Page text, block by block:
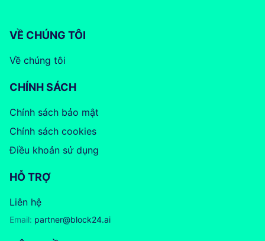
VỀ CHÚNG TÔI
Về chúng tôi
CHÍNH SÁCH
Chính sách bảo mật
Chính sách cookies
Điều khoản sử dụng
HỖ TRỢ
Liên hệ
Email: partner@block24.ai